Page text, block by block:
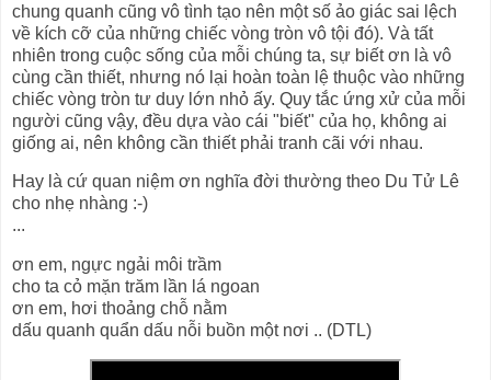
chung quanh cũng vô tình tạo nên một số ảo giác sai lệch
về kích cỡ của những chiếc vòng tròn vô tội đó). Và tất
nhiên trong cuộc sống của mỗi chúng ta, sự biết ơn là vô
cùng cần thiết, nhưng nó lại hoàn toàn lệ thuộc vào những
chiếc vòng tròn tư duy lớn nhỏ ấy. Quy tắc ứng xử của mỗi
người cũng vậy, đều dựa vào cái "biết" của họ, không ai
giống ai, nên không cần thiết phải tranh cãi với nhau.
Hay là cứ quan niệm ơn nghĩa đời thường theo Du Tử Lê
cho nhẹ nhàng :-)
...
ơn em, ngực ngải môi trầm
cho ta cỏ mặn trăm lần lá ngoan
ơn em, hơi thoảng chỗ nằm
dấu quanh quẩn dấu nỗi buồn một nơi .. (DTL)